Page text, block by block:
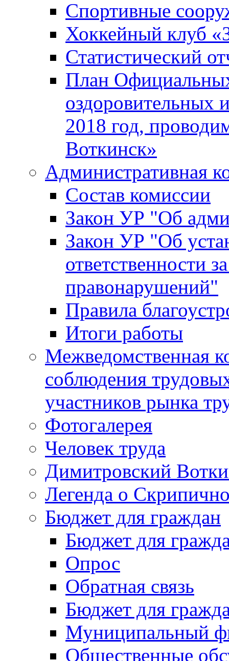
Спортивные
Хоккейный клуб
Статистический
План
оздоровительных
2018 год,
Воткинск»
Административная
Состав комиссии
Закон УР "Об
Закон УР "Об
ответственности
правонарушений"
Правила
Итоги работы
Межведомственная
соблюдения
участников рынка
Фотогалерея
Человек труда
Димитровский
Легенда о
Бюджет для граждан
Бюджет для
Опрос
Обратная связь
Бюджет для
Муниципальный
Общественные